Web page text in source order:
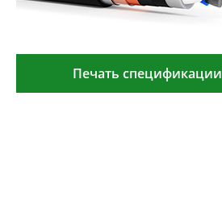
Печать спецификации